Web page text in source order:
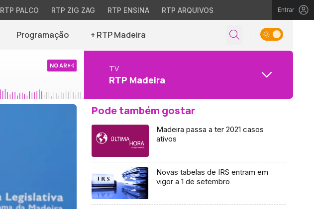
RTP PALCO RTP ZIG ZAG RTP ENSINA RTP ARQUIVOS Entrar
Programação + RTP Madeira
NO AR TV
RTP Madeira
Pode também gostar
Madeira passa a ter 2021 casos
ativos
Novas tabelas de IRS entram em
vigor a 1 de setembro